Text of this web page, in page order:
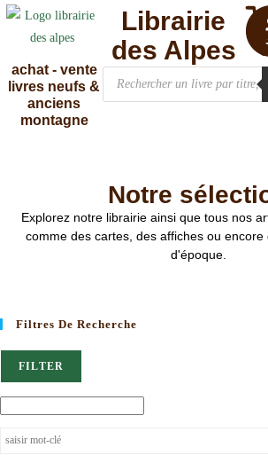
achat - vente
livres neufs &
anciens
montagne
Librairie
des Alpes
Notre
Explorez notre librairie ainsi que tous nos
comme des cartes, des affiches ou
d'époque.
Filtres De Recherche
FILTER